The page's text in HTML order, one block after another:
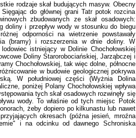
rodzaje skał budujących masyw. Obecny
do głównej grani Tatr potok rozcina
zbudowanych ze skał osadowych:
doliny i przepływ wody w stosunku do biegu
odporności na wietrzenie powstawały
(bramy) i rozszerzenia w dnie doliny. W
istniejący w Dolinie Chochołowskiej
Doliny Starorobociańskiej, Jarząbczej i
Chochołowskiej, tak więc dolne, północne
w budowie geologicznej pokrywa
W południowej części (Wyżnia Dolina
poniżej Polany Chochołowskiej wpływa
tych skał osadowych rozwinęły się
wody. To właśnie od tych miejsc Potok
żeby dopiero po kilkunastu lub nawet
okresach (późna jesień, mroźna
i na odcinku od dawnego Schroniska